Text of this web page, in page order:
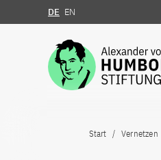
Zum Inhalt springen
DE EN
Start Vernetzen